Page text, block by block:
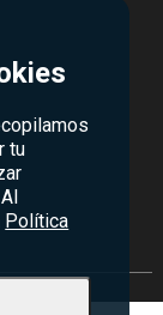
tu
Política